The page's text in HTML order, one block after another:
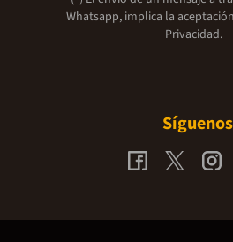
Whatsapp, implica la
Privacidad.
Síguenos